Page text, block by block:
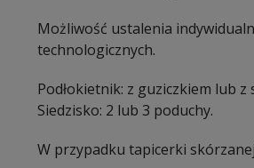
Możliwość ustalenia
technologicznych.
Podłokietnik: z guziczkiem lub z
Siedzisko: 2 lub 3 poduchy.
W przypadku tapicerki